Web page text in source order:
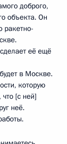
доброго,
объекта. Он
ракетно-
её ещё
в Москве.
которую
что [с ней]
неё.